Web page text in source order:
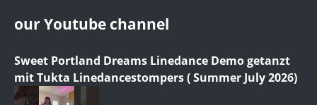
our Youtube channel
Sweet Portland Dreams Linedance Demo getanzt
mit Tukta Linedancestompers ( Summer July 2026)